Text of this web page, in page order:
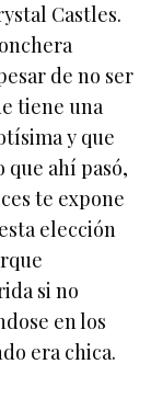
Castles.
de no ser
tiene una
y que
ahí pasó,
te expone
elección
si no
en los
era chica.